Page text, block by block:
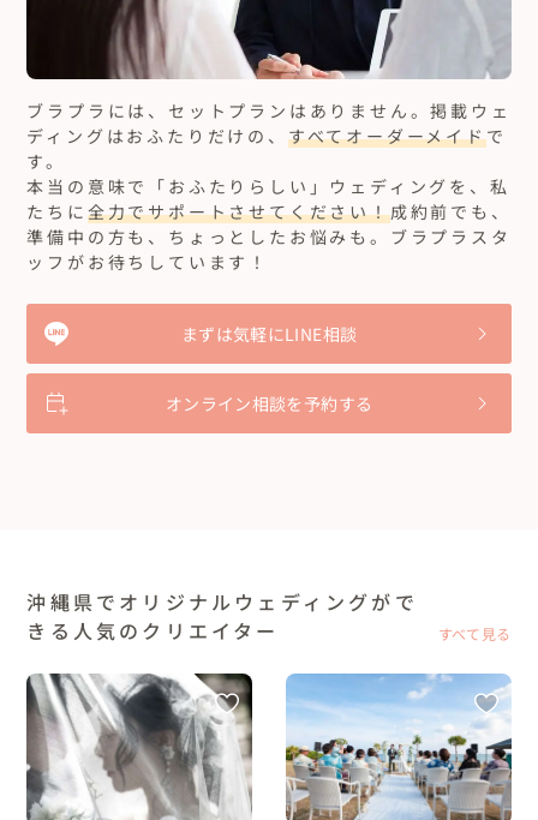
ブラプラには、セットプランはありません。掲載ウェ
ディングはおふたりだけの、 すべてオーダーメイドで
す。
本当の意味で「おふたりらしい」ウェディングを、私
たちに 全力でサポートさせてください！成約前でも、
準備中の方も、ちょっとしたお悩みも。ブラプラスタ
ッフがお待ちしています！
まずは気軽にLINE相談
オンライン相談を予約する
沖縄県でオリジナルウェディングがで
きる人気のクリエイター
すべて見る